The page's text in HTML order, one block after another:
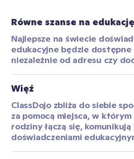
Równe szanse na edukację
Najlepsze na świecie
edukacyjne będzie
niezależnie od adresu czy
Więź
ClassDojo zbliża do siebie
za pomocą miejsca, w
rodziny łączą się,
doświadczeniami